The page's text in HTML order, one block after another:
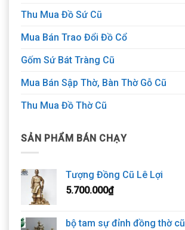
Thu Mua Đồ Sứ Cũ
Mua Bán Trao Đổi Đồ Cổ
Gốm Sứ Bát Tràng Cũ
Mua Bán Sập Thờ, Bàn Thờ Gỗ Cũ
Thu Mua Đồ Thờ Cũ
SẢN PHẨM BÁN CHẠY
Tượng Đồng Cũ Lê Lợi
5.700.000₫
bộ tam sự đỉnh đồng thờ cũ